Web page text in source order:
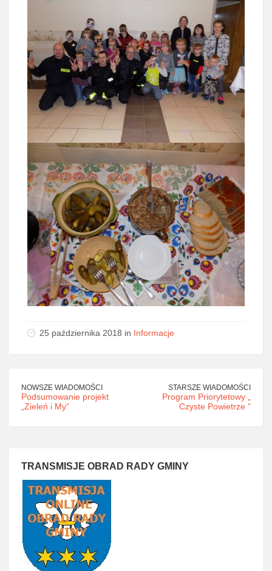
25 października 2018 in Informacje
NOWSZE WIADOMOŚCI
Podsumowanie projekt
„Zieleń i My”
STARSZE WIADOMOŚCI
Program Priorytetowy „
Czyste Powietrze ”
TRANSMISJE OBRAD RADY GMINY